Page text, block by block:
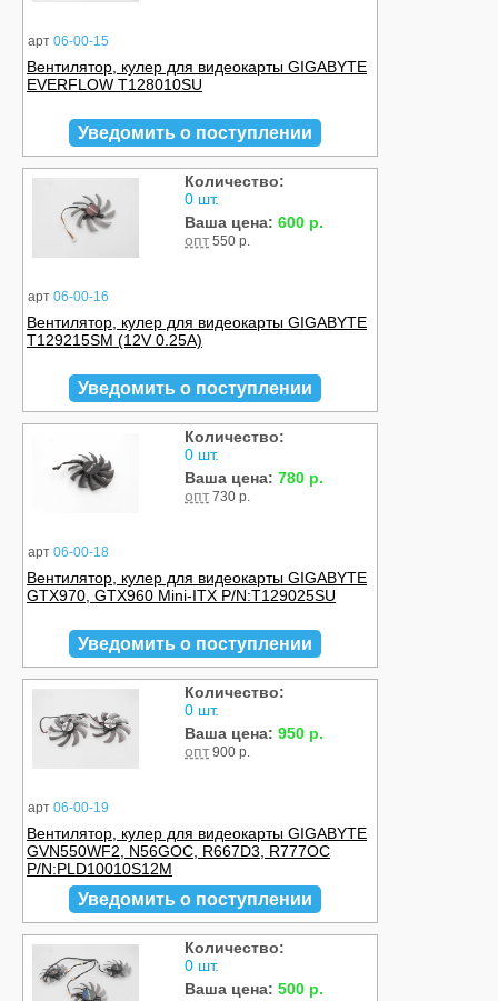
арт 06-00-15
Вентилятор, кулер для видеокарты GIGABYTE
EVERFLOW T128010SU
Уведомить о поступлении
арт 06-00-16
Количество:
0 шт.
Ваша цена: 600 р.
опт 550 р.
Вентилятор, кулер для видеокарты GIGABYTE
T129215SM (12V 0.25A)
Уведомить о поступлении
арт 06-00-18
Количество:
0 шт.
Ваша цена: 780 р.
опт 730 р.
Вентилятор, кулер для видеокарты GIGABYTE
GTX970, GTX960 Mini-ITX P/N:T129025SU
Уведомить о поступлении
арт 06-00-19
Количество:
0 шт.
Ваша цена: 950 р.
опт 900 р.
Вентилятор, кулер для видеокарты GIGABYTE
GVN550WF2, N56GOC, R667D3, R777OC
P/N:PLD10010S12M
Уведомить о поступлении
Количество:
0 шт.
Ваша цена: 500 р.